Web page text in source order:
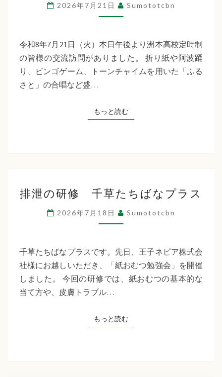
高
校
時
制
交
問
2026年7月21日 Sumototcbn
令和8年7月21日（火）本日午後より洲本高校定時制
の皆様の交流訪問がありました。 折り紙や阿波踊
り、ビンゴゲーム、トーンチャイムを用いた「ふる
さと」の合唱など盛…
もっと読むもっと読む
泄
の
研
千
草
た
な
排泄の研修 千草たちばなプラス
2026年7月18日 Sumototcbn
千草たちばなプラスです。先日、王子ネピア株式会
社様にお越しいただき、「紙おむつ勉強会」を開催
しました。 今回の研修では、紙おむつの基本的な
当て方や、皮膚トラブル…
もっと読むもっと読む